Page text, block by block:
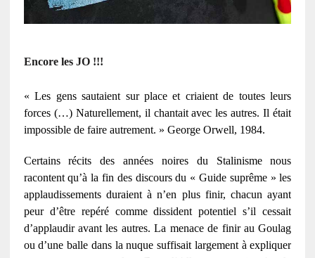
Encore les JO !!!
« Les gens sautaient sur place et criaient de toutes leurs
forces (…) Naturellement, il chantait avec les autres. Il était
impossible de faire autrement. » George Orwell, 1984.
Certains récits des années noires du Stalinisme nous
racontent qu’à la fin des discours du « Guide suprême » les
applaudissements duraient à n’en plus finir, chacun ayant
peur d’être repéré comme dissident potentiel s’il cessait
d’applaudir avant les autres. La menace de finir au Goulag
ou d’une balle dans la nuque suffisait largement à expliquer